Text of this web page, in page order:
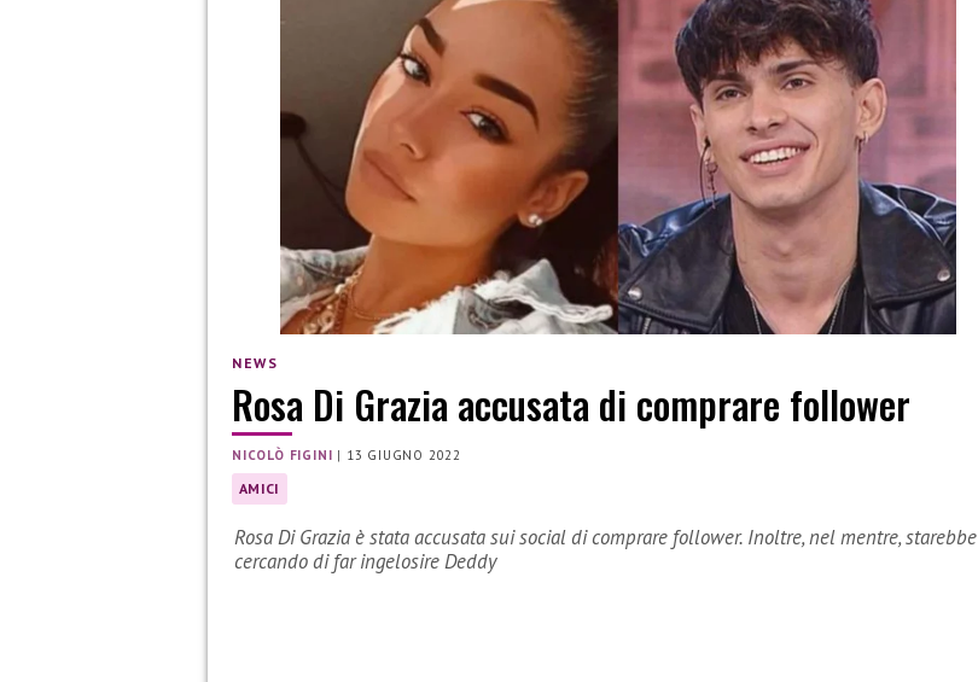
NEWS
Rosa Di Grazia accusata di comprare follower
NICOLÒ FIGINI | 13 GIUGNO 2022
AMICI
Rosa Di Grazia è stata accusata sui social di comprare follower. Inoltre, nel mentre, starebbe
cercando di far ingelosire Deddy